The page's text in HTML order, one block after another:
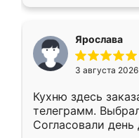
Ярослава
3 августа 2026
Кухню здесь
телеграмм.
Согласовали